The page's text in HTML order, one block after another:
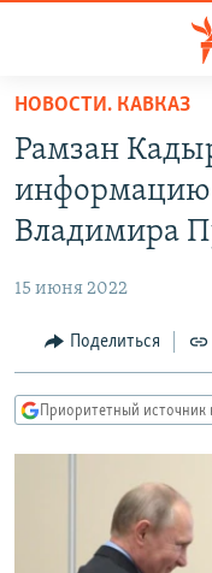
упрощенного
доступа
Вернуться
основному
Вернутся
Вернутся
ПОДКАСТЫ
АВТОРСКИЕ
МНЕНИЯ
КУЛЬТУРА
КАВКАЗ.РЕАЛИИ
СИБИРЬ.РЕАЛИИ
РАСПИСАНИЕ
НОВОСТИ. КАВКАЗ
Рамзан
Владимира
15 июня 2022
Поделиться
Приоритетный источник